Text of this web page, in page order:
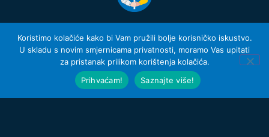
razvijamo.krizevci.hr
Izjava o privatnosti i Uvjeti Korištenja
© 2026 Grad Križevci
Koristimo kolačiće kako bi Vam pružili bolje korisničko iskustvo.
U skladu s novim smjernicama privatnosti, moramo Vas upitati
za pristanak prilikom korištenja kolačića.
Prihvaćam!
Saznajte više!